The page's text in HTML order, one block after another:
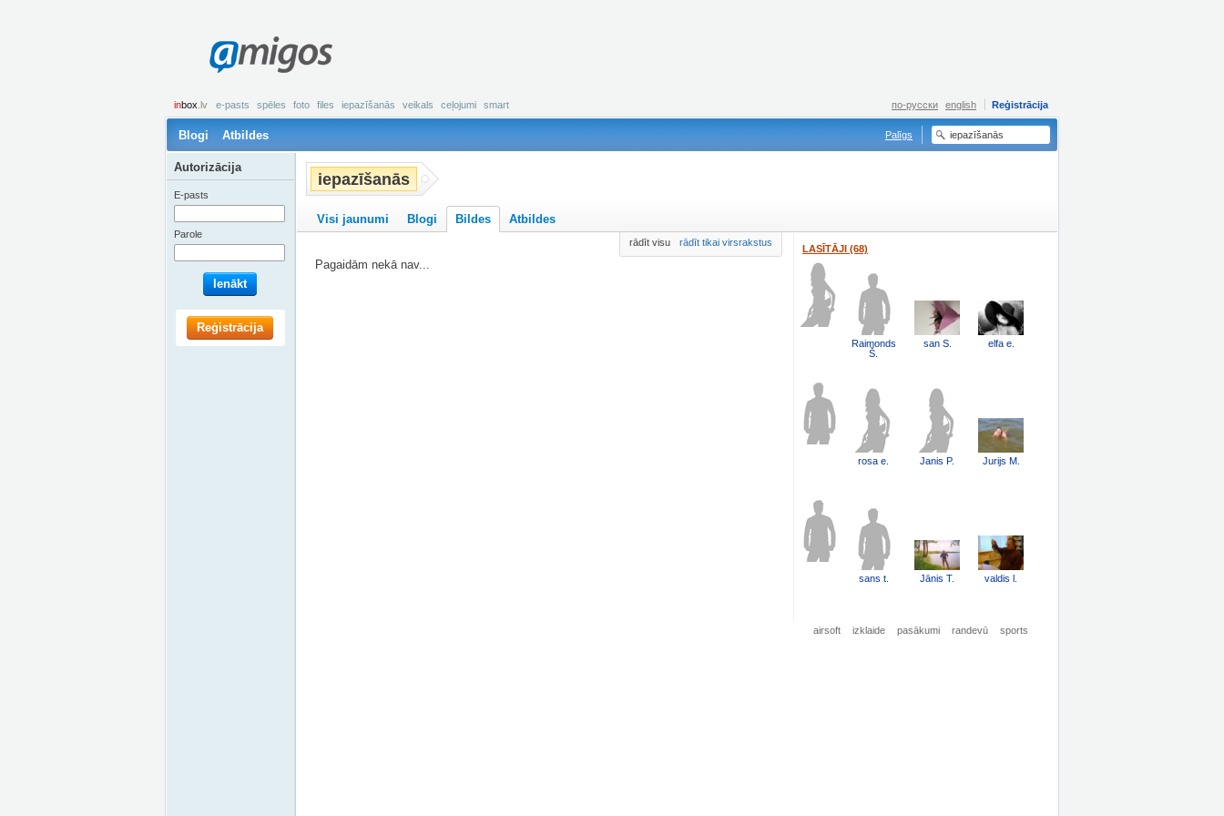
amigos
inbox .lv e-pasts spēles foto files iepazīšanās veikals ceļojumi smart Reģistrācija
по-русски english
Blogi Atbildes Palīgs
iepazīšanās
Visi jaunumi Blogi Bildes Atbildes
rādīt visu rādīt tikai virsrakstus
Pagaidām nekā nav...
LASĪTĀJI (68)
Raimonds
Š.
san S. elfa e.
rosa e. Janis P. Jurijs M.
sans t. Jānis T. valdis l.
airsoft izklaide pasākumi randevū sports
Autorizācija
E-pasts
Parole
Ienākt
Reģistrācija